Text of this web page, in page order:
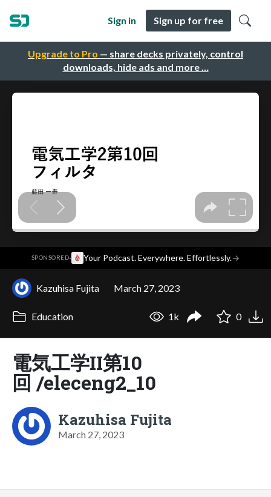
Upgrade to Pro — share decks privately, control
downloads, hide ads and more …
Sign in Sign up for free
SPONSORED· Your Podcast. Everywhere. Effortlessly.→
Kazuhisa Fujita March 27, 2023
Education 1k 0
電気工学II第10
回 /eleceng2_10
Kazuhisa Fujita
March 27, 2023